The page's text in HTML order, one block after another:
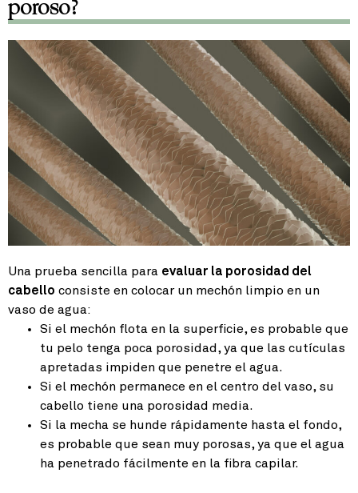
poroso?
Una prueba sencilla para evaluar la porosidad del
cabello consiste en colocar un mechón limpio en un
vaso de agua:
Si el mechón flota en la superficie, es probable que
tu pelo tenga poca porosidad, ya que las cutículas
apretadas impiden que penetre el agua.
Si el mechón permanece en el centro del vaso, su
cabello tiene una porosidad media.
Si la mecha se hunde rápidamente hasta el fondo,
es probable que sean muy porosas, ya que el agua
ha penetrado fácilmente en la fibra capilar.